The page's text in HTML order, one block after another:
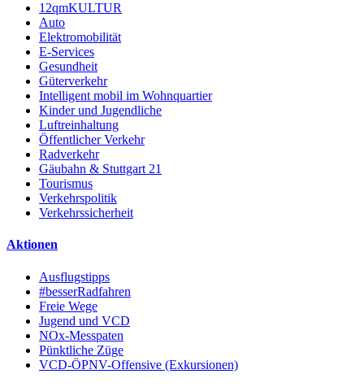
12qmKULTUR
Auto
Elektromobilität
E-Services
Gesundheit
Güterverkehr
Intelligent mobil im Wohnquartier
Kinder und Jugendliche
Luftreinhaltung
Öffentlicher Verkehr
Radverkehr
Gäubahn & Stuttgart 21
Tourismus
Verkehrspolitik
Verkehrssicherheit
Aktionen
Ausflugstipps
#besserRadfahren
Freie Wege
Jugend und VCD
NOx-Messpaten
Pünktliche Züge
VCD-ÖPNV-Offensive (Exkursionen)